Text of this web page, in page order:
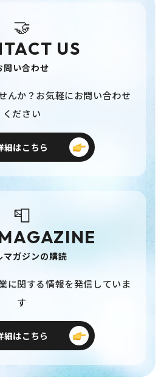
🤝
US
問い合わせ
んか？お気軽にお問い合わせ
ください
細はこちら
📮
マガジンの購読
に関する情報を発信していま
す
細はこちら